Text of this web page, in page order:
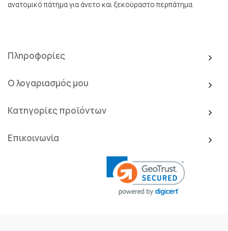
ανατομικό πάτημα για άνετο και ξεκούραστο περπάτημα.
Πληροφορίες
Ο λογαριασμός μου
Κατηγορίες προϊόντων
Επικοινωνία